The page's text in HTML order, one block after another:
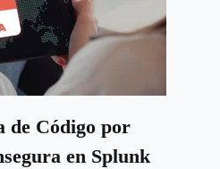
de Código por
en Splunk